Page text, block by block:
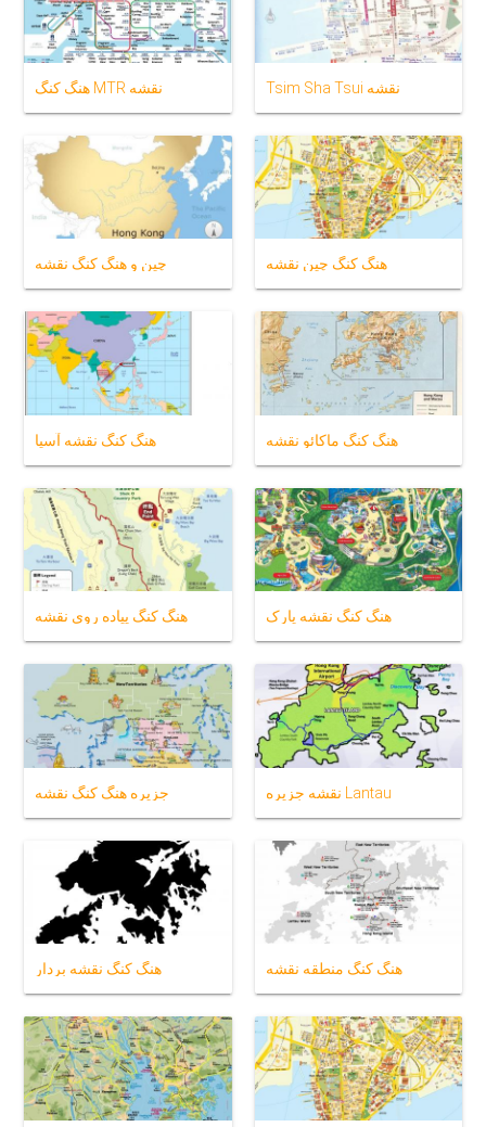
هنگ کنگ MTR نقشه Tsim Sha Tsui نقشه
چین و هنگ کنگ نقشه هنگ کنگ چین نقشه
هنگ کنگ نقشه آسیا هنگ کنگ ماکائو نقشه
هنگ کنگ پیاده روی نقشه هنگ کنگ نقشه پارک
جزیره هنگ کنگ نقشه نقشه جزیره Lantau
هنگ کنگ نقشه بردار هنگ کنگ منطقه نقشه